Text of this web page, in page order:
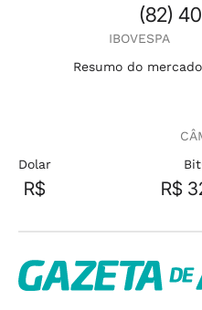
(82)
IBOVESPA
Resumo do
Dolar
R$ R$